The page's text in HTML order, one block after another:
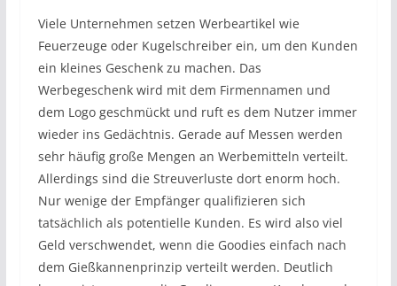
Viele Unternehmen setzen Werbeartikel wie
Feuerzeuge oder Kugelschreiber ein, um den Kunden
ein kleines Geschenk zu machen. Das
Werbegeschenk wird mit dem Firmennamen und
dem Logo geschmückt und ruft es dem Nutzer immer
wieder ins Gedächtnis. Gerade auf Messen werden
sehr häufig große Mengen an Werbemitteln verteilt.
Allerdings sind die Streuverluste dort enorm hoch.
Nur wenige der Empfänger qualifizieren sich
tatsächlich als potentielle Kunden. Es wird also viel
Geld verschwendet, wenn die Goodies einfach nach
dem Gießkannenprinzip verteilt werden. Deutlich